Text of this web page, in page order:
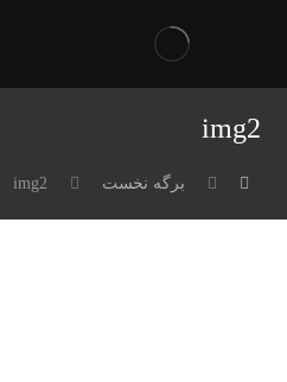
img2
برگه نخست img2